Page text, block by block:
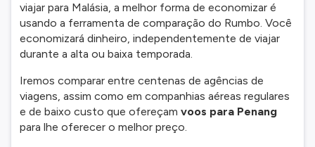
viajar para Malásia, a melhor forma de economizar é
usando a ferramenta de comparação do Rumbo. Você
economizará dinheiro, independentemente de viajar
durante a alta ou baixa temporada.
Iremos comparar entre centenas de agências de
viagens, assim como em companhias aéreas regulares
e de baixo custo que ofereçam voos para Penang
para lhe oferecer o melhor preço.